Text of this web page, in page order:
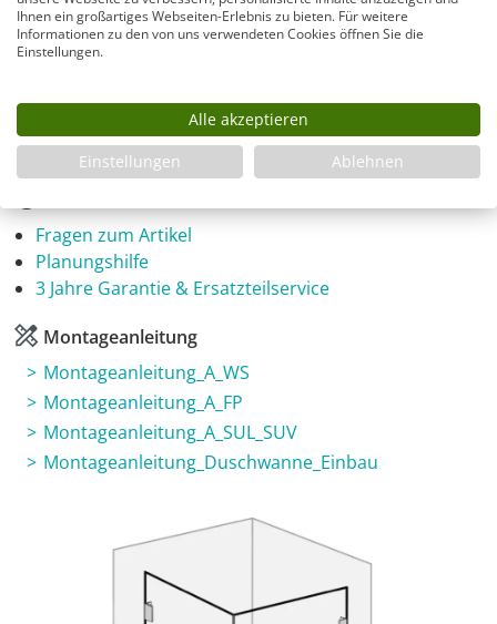
Artikelnummer
A1S-SL1010-1950-970-x-975-x-x-x-ALR-EK6-GR-HJ-
Fragen zum Artikel
Planungshilfe
3 Jahre Garantie & Ersatzteilservice
Montageanleitung
Montageanleitung_A_WS
Montageanleitung_A_FP
Montageanleitung_A_SUL_SUV
Montageanleitung_Duschwanne_Einbau
Ihnen ein großartiges Webseiten-Erlebnis zu bieten. Für weitere
Informationen zu den von uns verwendeten Cookies öffnen Sie die
Einstellungen.
Alle akzeptieren
Einstellungen
Ablehnen